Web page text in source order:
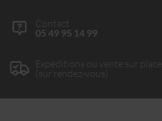
Contact
05 49 95 14 99
Expéditions ou vente sur place
(sur rendez-vous)